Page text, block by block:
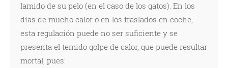
lamido de su pelo (en el caso de los gatos). En los
días de mucho calor o en los traslados en coche,
esta regulación puede no ser suficiente y se
presenta el temido golpe de calor, que puede resultar
mortal, pues: